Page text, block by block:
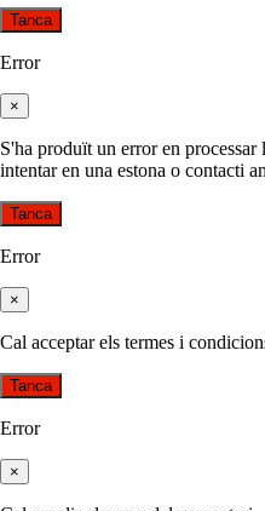
Tanca
Error
×
S'ha produït un error en
intentar en una estona o contacti
Tanca
Error
×
Cal acceptar els termes i
Tanca
Error
×